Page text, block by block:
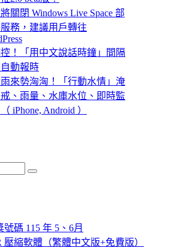
關閉 Windows Live Space 部
務，建議用戶轉往
！「用中文說話時鐘」間隔
動報時
來勢洶洶！「行動水情」淹
、雨量、水庫水位、即時監
iPhone, Android ）
Search
碼 115 年 5、6月
壓縮軟體（繁體中文版+免費版）